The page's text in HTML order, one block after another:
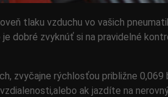
tlaku vzduchu vo vašich
dobré zvyknúť si na pravidelné
zvyčajne rýchlosťou približne
ak jazdíte na